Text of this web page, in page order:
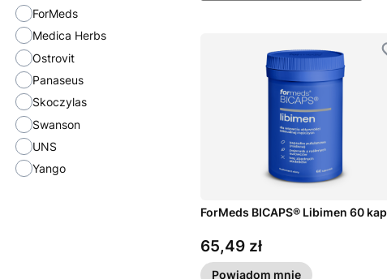
ForMeds
Medica Herbs
Ostrovit
Panaseus
Skoczylas
Swanson
UNS
Yango
ForMeds BICAPS® Libimen 60
Cena
65,49 zł
Powiadom mnie